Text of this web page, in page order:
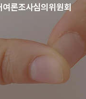
여론조사심의위원회